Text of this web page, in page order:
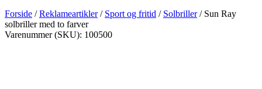
Forside /Reklameartikler/ Sport og fritid / Solbriller/ Sun Ray
solbriller med to farver
Varenummer (SKU): 100500